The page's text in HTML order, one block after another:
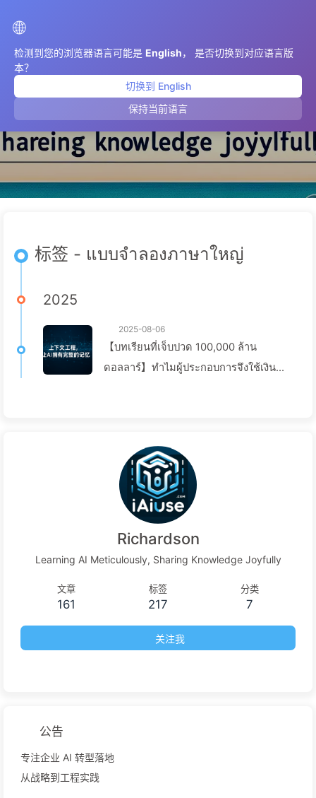
🌐
检测到您的浏览器语言可能是 English， 是否切换到对应语言版
本？
切换到 English
保持当前语言
แบบจำลองภาษาใหญ่
标签 - แบบจำลองภาษาใหญ่
2025
2025-08-06
【บทเรียนที่เจ็บปวด 100,000 ล้าน
ดอลลาร์】ทำไมผู้ประกอบการจึงใช้เงิน
รู้ AI ช้าๆ 169
Richardson
Learning AI Meticulously, Sharing Knowledge Joyfully
文章
161
标签
217
分类
7
关注我
公告
专注企业 AI 转型落地
从战略到工程实践